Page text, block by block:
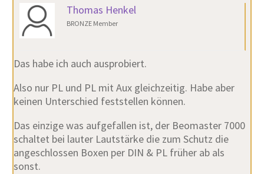
Thomas Henkel
BRONZE Member
Das habe ich auch ausprobiert.
Also nur PL und PL mit Aux gleichzeitig. Habe aber
keinen Unterschied feststellen können.
Das einzige was aufgefallen ist, der Beomaster 7000
schaltet bei lauter Lautstärke die zum Schutz die
angeschlossen Boxen per DIN & PL früher ab als
sonst.